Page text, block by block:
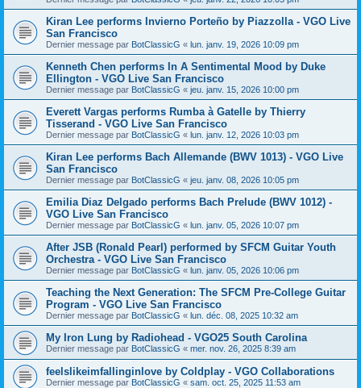
Kiran Lee performs Invierno Porteño by Piazzolla - VGO Live
San Francisco
Dernier message par BotClassicG « lun. janv. 19, 2026 10:09 pm
Kenneth Chen performs In A Sentimental Mood by Duke
Ellington - VGO Live San Francisco
Dernier message par BotClassicG « jeu. janv. 15, 2026 10:00 pm
Everett Vargas performs Rumba à Gatelle by Thierry
Tisserand - VGO Live San Francisco
Dernier message par BotClassicG « lun. janv. 12, 2026 10:03 pm
Kiran Lee performs Bach Allemande (BWV 1013) - VGO Live
San Francisco
Dernier message par BotClassicG « jeu. janv. 08, 2026 10:05 pm
Emilia Diaz Delgado performs Bach Prelude (BWV 1012) -
VGO Live San Francisco
Dernier message par BotClassicG « lun. janv. 05, 2026 10:07 pm
After JSB (Ronald Pearl) performed by SFCM Guitar Youth
Orchestra - VGO Live San Francisco
Dernier message par BotClassicG « lun. janv. 05, 2026 10:06 pm
Teaching the Next Generation: The SFCM Pre-College Guitar
Program - VGO Live San Francisco
Dernier message par BotClassicG « lun. déc. 08, 2025 10:32 am
My Iron Lung by Radiohead - VGO25 South Carolina
Dernier message par BotClassicG « mer. nov. 26, 2025 8:39 am
feelslikeimfallinginlove by Coldplay - VGO Collaborations
Dernier message par BotClassicG « sam. oct. 25, 2025 11:53 am